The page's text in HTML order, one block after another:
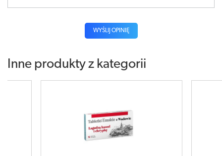
WYŚLIJ OPINIĘ
Inne produkty z kategorii